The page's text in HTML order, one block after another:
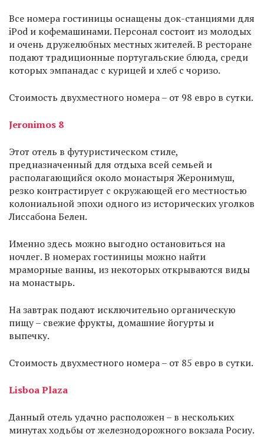
Все номера гостиницы оснащены док-станциями для
iPod и кофемашинами. Персонал состоит из молодых
и очень дружелюбных местных жителей. В ресторане
подают традиционные португальские блюда, среди
которых эмпанадас с курицей и хлеб с чоризо.
Стоимость двухместного номера – от 98 евро в сутки.
Jeronimos 8
Этот отель в футуристическом стиле,
предназначенный для отдыха всей семьей и
располагающийся около монастыря Жеронимуш,
резко контрастирует с окружающей его местностью
колониальной эпохи одного из исторических уголков
Лиссабона Белен.
Именно здесь можно выгодно остановиться на
ночлег. В номерах гостиницы можно найти
мраморные ванны, из некоторых открываются виды
на монастырь.
На завтрак подают исключительно органическую
пищу – свежие фрукты, домашние йогурты и
выпечку.
Стоимость двухместного номера – от 85 евро в сутки.
Lisboa Plaza
Данный отель удачно расположен – в нескольких
минутах ходьбы от железнодорожного вокзала Росиу.